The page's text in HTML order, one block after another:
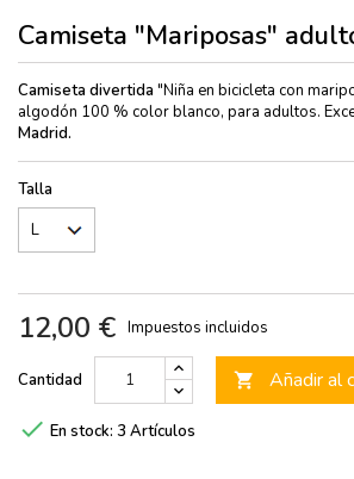
Camiseta "Mariposas"
Camiseta divertida "Niña en bicicleta con
algodón 100 % color blanco, para adultos.
Madrid.
Talla
12,00 € Impuestos incluidos
Cantidad  Añadir al
 En stock: 3 Artículos